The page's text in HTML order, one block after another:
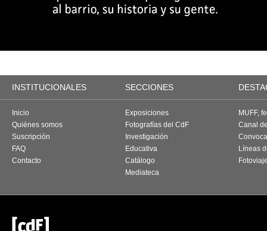
INSTITUCIONALES SECCIONES
Inicio
Quiénes somos
Suscripción
FAQ
Contacto
Exposiciones
Fotografías del CdF
Investigación
Educativa
Catálogo
Mediateca
MUFF,
Canal
Líneas